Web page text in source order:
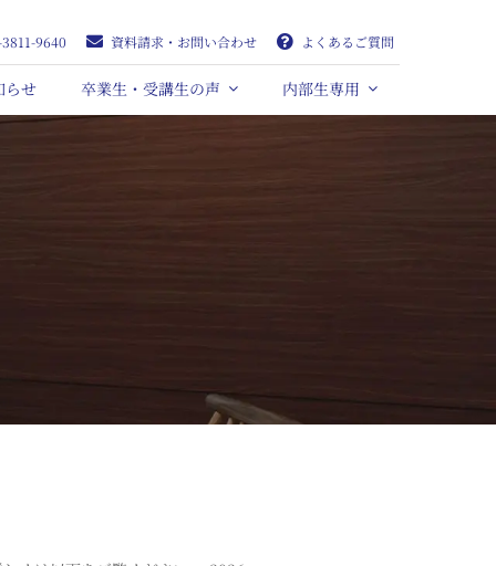
9640 資料請求・お問い合わせ よくあるご質問
らせ 卒業生・受講生の声 内部生専用